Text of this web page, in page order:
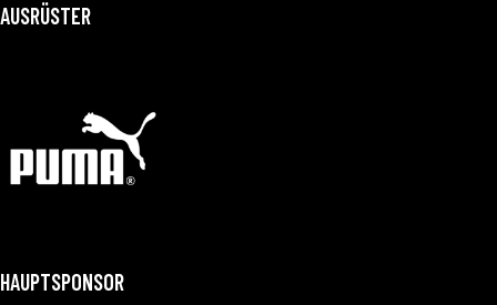
AUSRÜSTER
HAUPTSPONSOR